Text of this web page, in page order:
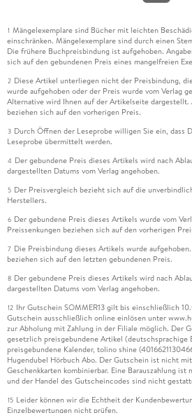
1 Mängelexemplare sind Bücher mit leichten
einschränken. Mängelexemplare sind durch einen
Die frühere Buchpreisbindung ist aufgehoben.
sich auf den gebundenen Preis eines mangelfreien
2 Diese Artikel unterliegen nicht der Preisbindung,
wurde aufgehoben oder der Preis wurde vom Verlag
Alternative wird Ihnen auf der Artikelseite dargestellt.
beziehen sich auf den vorherigen Preis.
3 Durch Öffnen der Leseprobe willigen Sie ein, dass
Leseprobe übermittelt werden.
4 Der gebundene Preis dieses Artikels wird nach
dargestellten Datums vom Verlag angehoben.
5 Der Preisvergleich bezieht sich auf die
Herstellers.
6 Der gebundene Preis dieses Artikels wurde vom
Preissenkungen beziehen sich auf den vorherigen
7 Die Preisbindung dieses Artikels wurde
beziehen sich auf den letzten gebundenen Preis.
8 Der gebundene Preis dieses Artikels wird nach
dargestellten Datums vom Verlag angehoben.
12 Ihr Gutschein SOMMER13 gilt bis einschließlich
Gutschein ausschließlich online einlösen unter
zur Abholung mit Zahlung in der Filiale möglich. Der
gesetzlich preisgebundene Artikel (deutschsprachige
preisgebundene Kalender, tolino shine
Hugendubel Hörbuch Abo. Der Gutschein ist nicht
Geschenkkarten kombinierbar. Eine Barauszahlung
und der Handel des Gutscheincodes sind nicht
15 Leider können wir die Echtheit der
Einzelbewertungen nicht prüfen.